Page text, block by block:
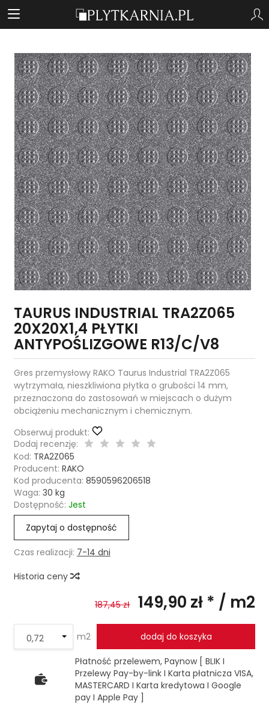
TAURUS INDUSTRIAL TRA2Z065
20X20X1,4 PŁYTKI
ANTYPOŚLIZGOWE R13/C/V8
Gres przemysłowy RAKO Taurus Industrial TRA2Z065
wytrzymała, nieszkliwiona płytka o grubości 14 mm,
przeznaczona do zastosowań w miejscach o dużym
obciążeniu mechanicznym i chemicznym.
Obserwuj produkt:
Dodaj recenzję:
Kod: TRA2Z065
Producent: RAKO
Kod producenta: 8590596206518
Waga: 30 kg
Dostępność: Jest
Zapytaj o dostępność
Czas realizacji: 7-14 dni
Historia ceny
187,45 zł 149,90 zł * / m2
m2 dodaj do koszyka
Płatność przelewem, Paynow [ BLIK I
Przelewy Pay-by-link I Karta płatnicza VISA,
MASTERCARD I Karta kredytowa I Google
pay I Apple Pay ]